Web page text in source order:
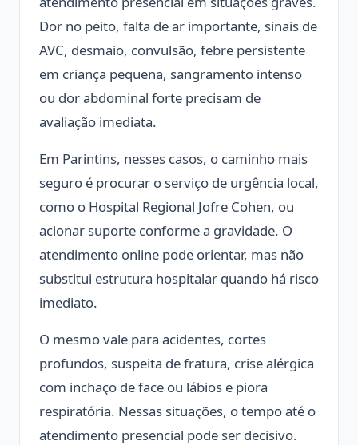
Dor no peito, falta de ar importante, sinais de
AVC, desmaio, convulsão, febre persistente
em criança pequena, sangramento intenso
ou dor abdominal forte precisam de
avaliação imediata.
Em Parintins, nesses casos, o caminho mais
seguro é procurar o serviço de urgência local,
como o Hospital Regional Jofre Cohen, ou
acionar suporte conforme a gravidade. O
atendimento online pode orientar, mas não
substitui estrutura hospitalar quando há risco
imediato.
O mesmo vale para acidentes, cortes
profundos, suspeita de fratura, crise alérgica
com inchaço de face ou lábios e piora
respiratória. Nessas situações, o tempo até o
atendimento presencial pode ser decisivo.